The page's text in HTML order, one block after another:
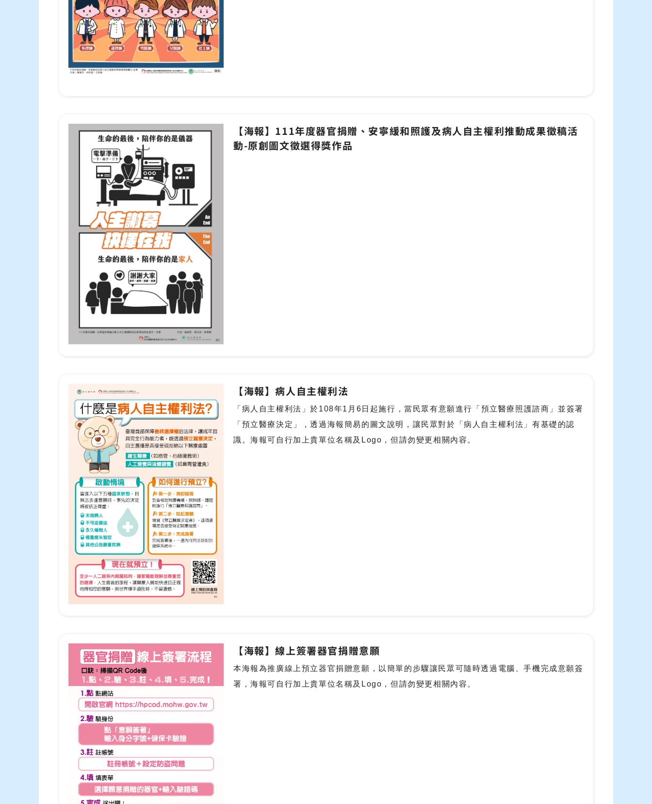
【海報】111年度器官捐贈、安寧緩和照護及病人自主權利推動成果徵稿活
動-原創圖文徵選得獎作品
【海報】病人自主權利法
「病人自主權利法」於108年1月6日起施行，當民眾有意願進行「預立醫療照護諮商」並簽署
「預立醫療決定」，透過海報簡易的圖文說明，讓民眾對於「病人自主權利法」有基礎的認
識。海報可自行加上貴單位名稱及Logo，但請勿變更相關內容。
【海報】線上簽署器官捐贈意願
本海報為推廣線上預立器官捐贈意願，以簡單的步驟讓民眾可隨時透過電腦、手機完成意願簽
署，海報可自行加上貴單位名稱及Logo，但請勿變更相關內容。